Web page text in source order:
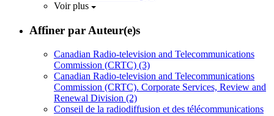
Voir plus
Affiner par Auteur(e)s
Canadian Radio-television and Telecommunications
Commission (CRTC) (3)
Canadian Radio-television and Telecommunications
Commission (CRTC). Corporate Services, Review and
Renewal Division (2)
Conseil de la radiodiffusion et des télécommunications